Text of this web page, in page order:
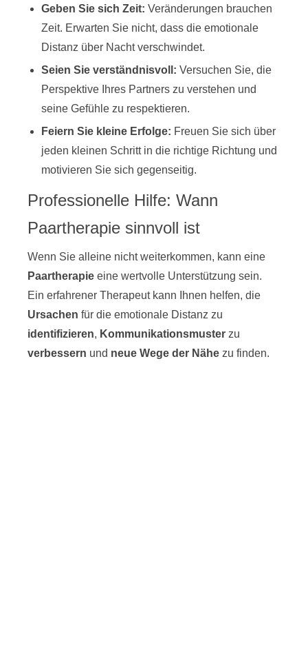
Geben Sie sich Zeit: Veränderungen brauchen
Zeit. Erwarten Sie nicht, dass die emotionale
Distanz über Nacht verschwindet.
Seien Sie verständnisvoll: Versuchen Sie, die
Perspektive Ihres Partners zu verstehen und
seine Gefühle zu respektieren.
Feiern Sie kleine Erfolge: Freuen Sie sich über
jeden kleinen Schritt in die richtige Richtung und
motivieren Sie sich gegenseitig.
Professionelle Hilfe: Wann
Paartherapie sinnvoll ist
Wenn Sie alleine nicht weiterkommen, kann eine
Paartherapie eine wertvolle Unterstützung sein.
Ein erfahrener Therapeut kann Ihnen helfen, die
Ursachen für die emotionale Distanz zu
identifizieren, Kommunikationsmuster zu
verbessern und neue Wege der Nähe zu finden.